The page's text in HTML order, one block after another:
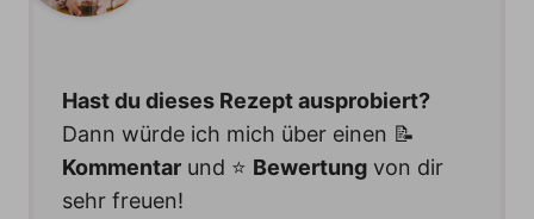
Hast du dieses Rezept ausprobiert?
Dann würde ich mich über einen 📝
Kommentar und ⭐️ Bewertung von dir
sehr freuen!